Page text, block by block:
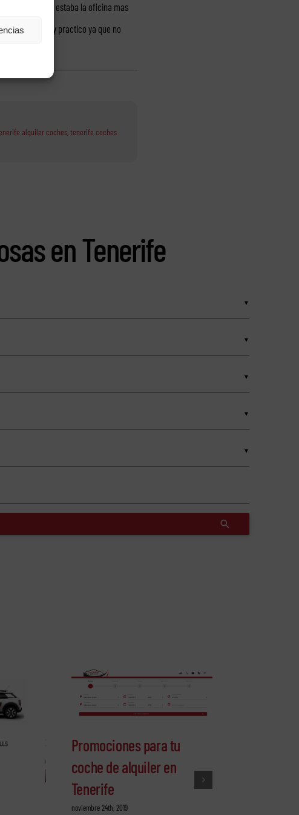
que donde estaba la oficina mas
es que es muy practico ya que no
alquiler coches,tenerife coches
en Tenerife
Promociones para tu
coche de alquiler en
Tenerife
noviembre 24th, 2019